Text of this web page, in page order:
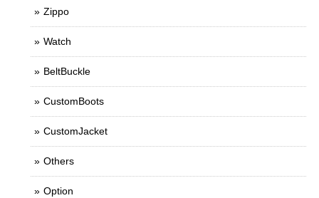
Zippo
Watch
BeltBuckle
CustomBoots
CustomJacket
Others
Option